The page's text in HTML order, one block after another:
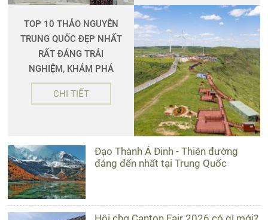
TOP 10 THẢO NGUYÊN
TRUNG QUỐC ĐẸP NHẤT
RẤT ĐÁNG TRẢI
NGHIỆM, KHÁM PHÁ
CHI TIẾT
Đạo Thành Á Đinh - Thiên đường
đáng đến nhất tại Trung Quốc